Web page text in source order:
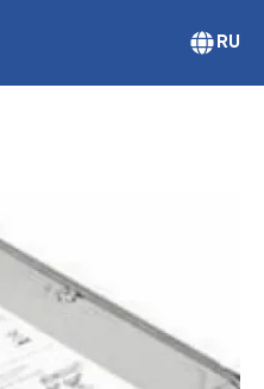
RU